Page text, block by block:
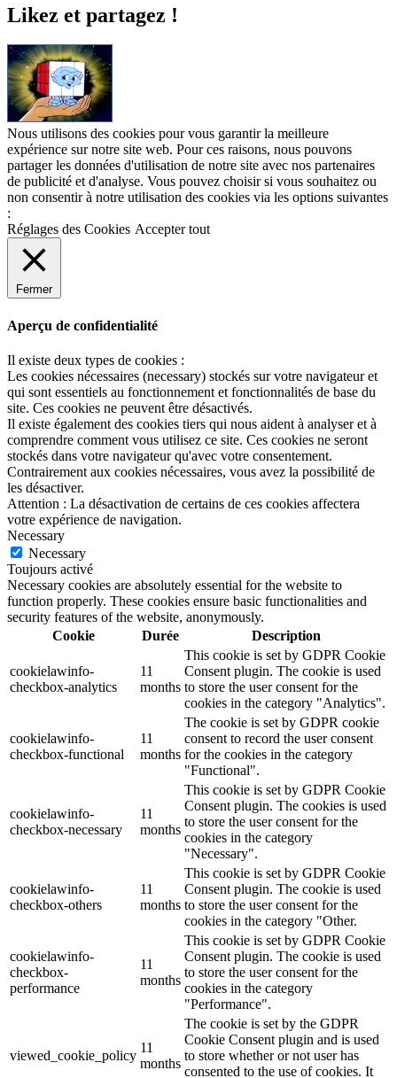
Likez et partagez !
Nous utilisons des cookies pour vous garantir la meilleure
expérience sur notre site web. Pour ces raisons, nous pouvons
partager les données d'utilisation de notre site avec nos partenaires
de publicité et d'analyse. Vous pouvez choisir si vous souhaitez ou
non consentir à notre utilisation des cookies via les options suivantes
:
Réglages des Cookies Accepter tout
Fermer
Aperçu de confidentialité
Il existe deux types de cookies :
Les cookies nécessaires (necessary) stockés sur votre navigateur et
qui sont essentiels au fonctionnement et fonctionnalités de base du
site. Ces cookies ne peuvent être désactivés.
Il existe également des cookies tiers qui nous aident à analyser et à
comprendre comment vous utilisez ce site. Ces cookies ne seront
stockés dans votre navigateur qu'avec votre consentement.
Contrairement aux cookies nécessaires, vous avez la possibilité de
les désactiver.
Attention : La désactivation de certains de ces cookies affectera
votre expérience de navigation.
Necessary
Necessary
Toujours activé
Necessary cookies are absolutely essential for the website to
function properly. These cookies ensure basic functionalities and
security features of the website, anonymously.
Cookie
Durée Description
cookielawinfo-
checkbox-analytics
11
months
This cookie is set by GDPR Cookie
Consent plugin. The cookie is used
to store the user consent for the
cookies in the category "Analytics".
cookielawinfo-
checkbox-functional
11
months
The cookie is set by GDPR cookie
consent to record the user consent
for the cookies in the category
"Functional".
cookielawinfo-
checkbox-necessary
11
months
This cookie is set by GDPR Cookie
Consent plugin. The cookies is used
to store the user consent for the
cookies in the category
"Necessary".
cookielawinfo-
checkbox-others
11
months
This cookie is set by GDPR Cookie
Consent plugin. The cookie is used
to store the user consent for the
cookies in the category "Other.
cookielawinfo-
checkbox-
performance
11
months
This cookie is set by GDPR Cookie
Consent plugin. The cookie is used
to store the user consent for the
cookies in the category
"Performance".
viewed_cookie_policy
11
months
The cookie is set by the GDPR
Cookie Consent plugin and is used
to store whether or not user has
consented to the use of cookies. It